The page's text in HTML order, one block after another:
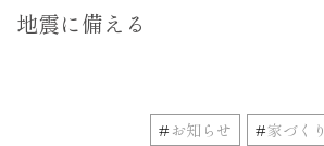
地震に備える
お知らせ 家づくり